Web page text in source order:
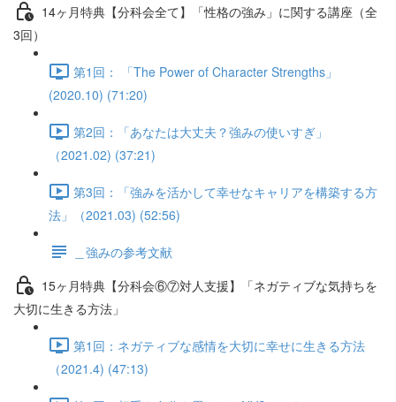
14ヶ月特典【分科会全て】「性格の強み」に関する講座（全
3回）
第1回： 「The Power of Character Strengths」
(2020.10) (71:20)
第2回：「あなたは大丈夫？強みの使いすぎ」
（2021.02) (37:21)
第3回：「強みを活かして幸せなキャリアを構築する方
法」（2021.03) (52:56)
＿強みの参考文献
15ヶ月特典【分科会⑥⑦対人支援】「ネガティブな気持ちを
大切に生きる方法」
第1回：ネガティブな感情を大切に幸せに生きる方法
（2021.4) (47:13)